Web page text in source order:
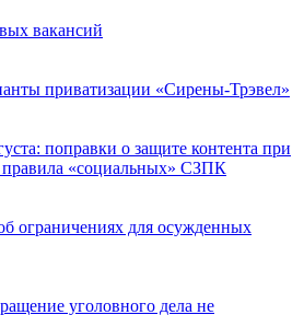
вакансий
приватизации «Сирены-Трэвел»
поправки о защите контента при
правила «социальных» СЗПК
ограничениях для осужденных
уголовного дела не